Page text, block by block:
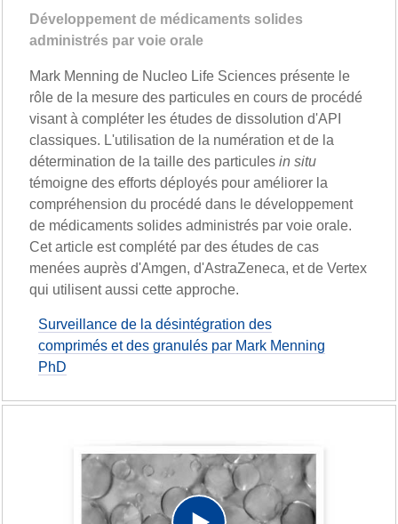
Développement de médicaments solides
administrés par voie orale
Mark Menning de Nucleo Life Sciences présente le
rôle de la mesure des particules en cours de procédé
visant à compléter les études de dissolution d'API
classiques. L'utilisation de la numération et de la
détermination de la taille des particules in situ
témoigne des efforts déployés pour améliorer la
compréhension du procédé dans le développement
de médicaments solides administrés par voie orale.
Cet article est complété par des études de cas
menées auprès d'Amgen, d'AstraZeneca, et de Vertex
qui utilisent aussi cette approche.
Surveillance de la désintégration des
comprimés et des granulés par Mark Menning
PhD